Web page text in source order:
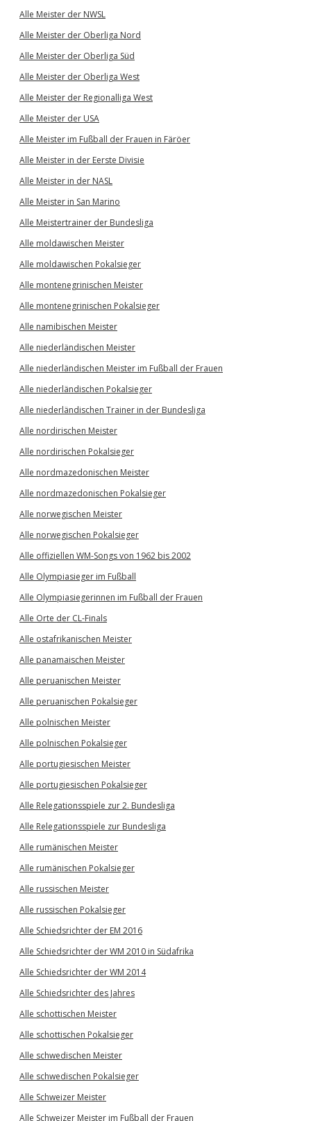
Alle Meister der NWSL
Alle Meister der Oberliga Nord
Alle Meister der Oberliga Süd
Alle Meister der Oberliga West
Alle Meister der Regionalliga West
Alle Meister der USA
Alle Meister im Fußball der Frauen in Färöer
Alle Meister in der Eerste Divisie
Alle Meister in der NASL
Alle Meister in San Marino
Alle Meistertrainer der Bundesliga
Alle moldawischen Meister
Alle moldawischen Pokalsieger
Alle montenegrinischen Meister
Alle montenegrinischen Pokalsieger
Alle namibischen Meister
Alle niederländischen Meister
Alle niederländischen Meister im Fußball der Frauen
Alle niederländischen Pokalsieger
Alle niederländischen Trainer in der Bundesliga
Alle nordirischen Meister
Alle nordirischen Pokalsieger
Alle nordmazedonischen Meister
Alle nordmazedonischen Pokalsieger
Alle norwegischen Meister
Alle norwegischen Pokalsieger
Alle offiziellen WM-Songs von 1962 bis 2002
Alle Olympiasieger im Fußball
Alle Olympiasiegerinnen im Fußball der Frauen
Alle Orte der CL-Finals
Alle ostafrikanischen Meister
Alle panamaischen Meister
Alle peruanischen Meister
Alle peruanischen Pokalsieger
Alle polnischen Meister
Alle polnischen Pokalsieger
Alle portugiesischen Meister
Alle portugiesischen Pokalsieger
Alle Relegationsspiele zur 2. Bundesliga
Alle Relegationsspiele zur Bundesliga
Alle rumänischen Meister
Alle rumänischen Pokalsieger
Alle russischen Meister
Alle russischen Pokalsieger
Alle Schiedsrichter der EM 2016
Alle Schiedsrichter der WM 2010 in Südafrika
Alle Schiedsrichter der WM 2014
Alle Schiedsrichter des Jahres
Alle schottischen Meister
Alle schottischen Pokalsieger
Alle schwedischen Meister
Alle schwedischen Pokalsieger
Alle Schweizer Meister
Alle Schweizer Meister im Fußball der Frauen